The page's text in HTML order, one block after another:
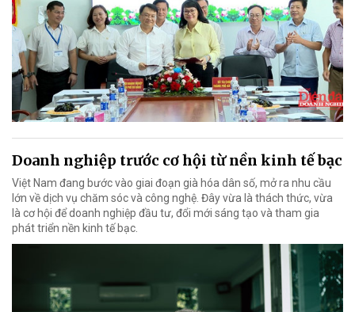
Doanh nghiệp trước cơ hội từ nền kinh tế bạc
Việt Nam đang bước vào giai đoạn già hóa dân số, mở ra nhu cầu
lớn về dịch vụ chăm sóc và công nghệ. Đây vừa là thách thức, vừa
là cơ hội để doanh nghiệp đầu tư, đổi mới sáng tạo và tham gia
phát triển nền kinh tế bạc.